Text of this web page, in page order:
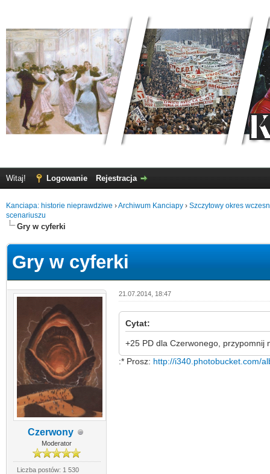
Witaj! Logowanie Rejestracja
Kanciapa: historie nieprawdziwe ›Archiwum Kanciapy › Szczytowy okres
scenariuszu
Gry w cyferki
Gry w cyferki
Czerwony
Moderator
Liczba postów: 1 530
21.07.2014, 18:47
Cytat:
+25 PD dla Czerwonego, przypomnij
:* Prosz: http://i340.photobucket.com/